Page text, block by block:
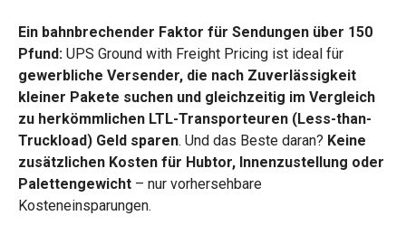
Ein bahnbrechender Faktor für Sendungen über 150
Pfund: UPS Ground with Freight Pricing ist ideal für
gewerbliche Versender, die nach Zuverlässigkeit
kleiner Pakete suchen und gleichzeitig im Vergleich
zu herkömmlichen LTL-Transporteuren (Less-than-
Truckload) Geld sparen. Und das Beste daran? Keine
zusätzlichen Kosten für Hubtor, Innenzustellung oder
Palettengewicht – nur vorhersehbare
Kosteneinsparungen.